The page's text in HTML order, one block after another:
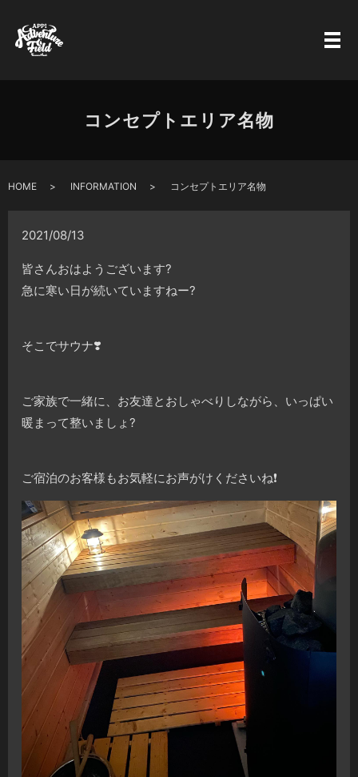
コンセプトエリア名物
HOME INFORMATION コンセプトエリア名物
2021/08/13
皆さんおはようございます?
急に寒い日が続いていますねー?
そこでサウナ❣️
ご家族で一緒に、お友達とおしゃべりしながら、いっぱい
暖まって整いましょ?
ご宿泊のお客様もお気軽にお声がけくださいね❗️